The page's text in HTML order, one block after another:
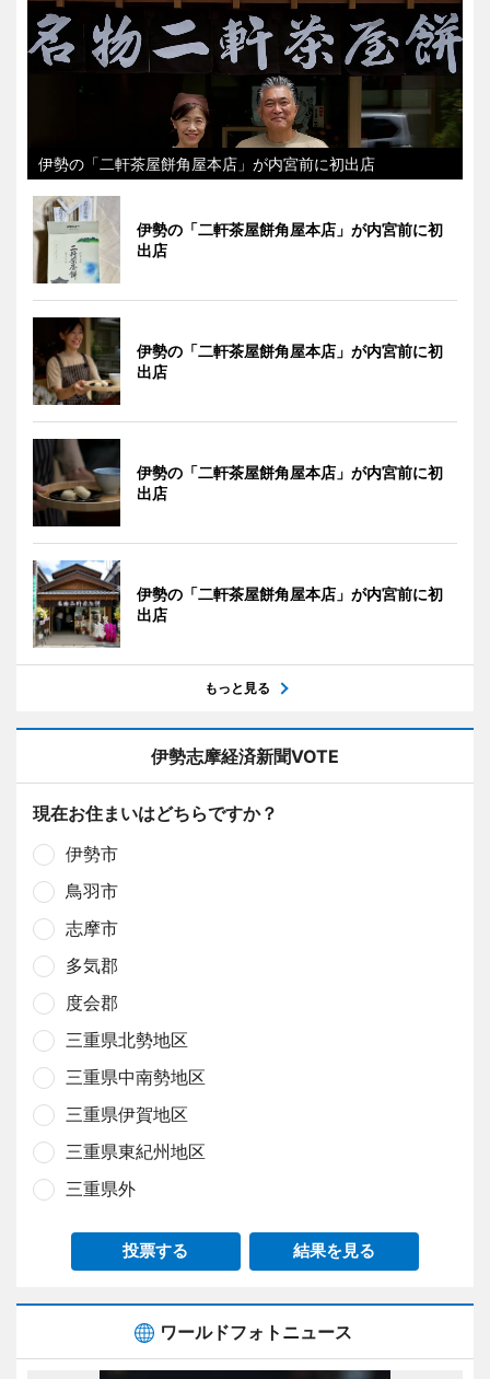
伊勢の「二軒茶屋餅角屋本店」が内宮前に初出店
伊勢の「二軒茶屋餅角屋本店」が内宮前に初
出店
伊勢の「二軒茶屋餅角屋本店」が内宮前に初
出店
伊勢の「二軒茶屋餅角屋本店」が内宮前に初
出店
伊勢の「二軒茶屋餅角屋本店」が内宮前に初
出店
もっと見る
伊勢志摩経済新聞VOTE
現在お住まいはどちらですか？
伊勢市
鳥羽市
志摩市
多気郡
度会郡
三重県北勢地区
三重県中南勢地区
三重県伊賀地区
三重県東紀州地区
三重県外
投票する 結果を見る
ワールドフォトニュース